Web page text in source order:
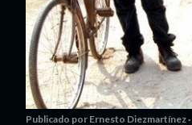
Publicado por Ernesto Diezmartínez